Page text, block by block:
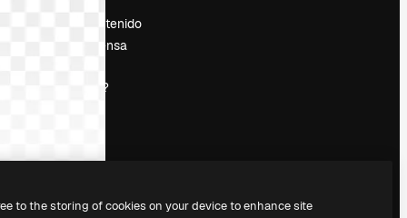
Vender contenido
Sala de prensa
magnific.ai?
to the storing of cookies on your device to enhance site